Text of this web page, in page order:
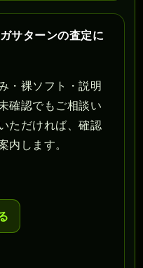
サターンの査定に
・裸ソフト・説明
確認でもご相談い
ただければ、確認
内します。